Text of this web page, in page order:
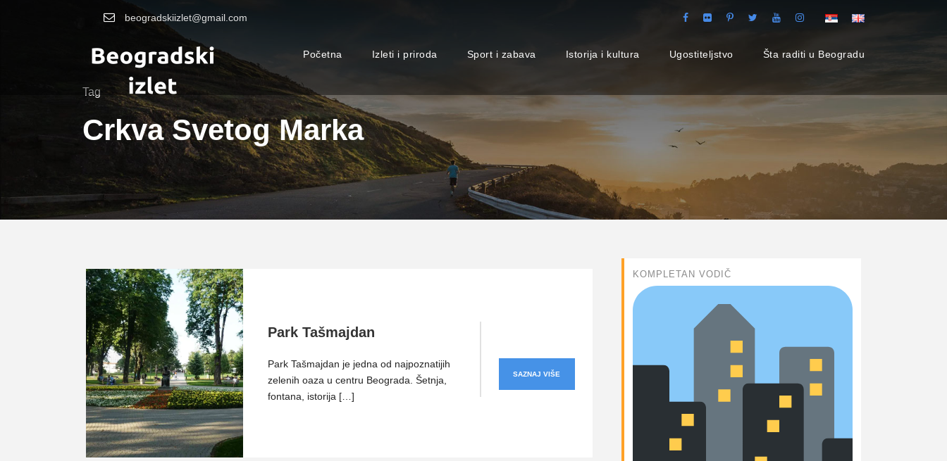
beogradskiizlet@gmail.com
Početna Izleti i priroda Sport i zabava Istorija i kultura Ugostiteljstvo Šta raditi u Beogradu
Tag
Crkva Svetog Marka
Park Tašmajdan
Park Tašmajdan je jedna od najpoznatijih
zelenih oaza u centru Beograda. Šetnja,
fontana, istorija […]
SAZNAJ VIŠE
KOMPLETAN VODIČ